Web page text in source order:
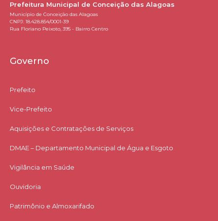
Prefeitura Municipal de Conceição das Alagoas
Município de Conceição das Alagoas
CNPJ: 18.428.854/0001-39
Rua Floriano Peixoto, 395 - Bairro Centro
Governo
Prefeito
Vice-Prefeito
Aquisições e Contratações de Serviços​
DMAE – Departamento Municipal de Água e Esgoto
Vigilância em Saúde
Ouvidoria
Patrimônio e Almoxarifado